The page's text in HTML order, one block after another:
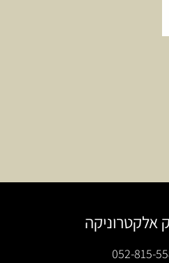
אלקטרוניקה
052-815-